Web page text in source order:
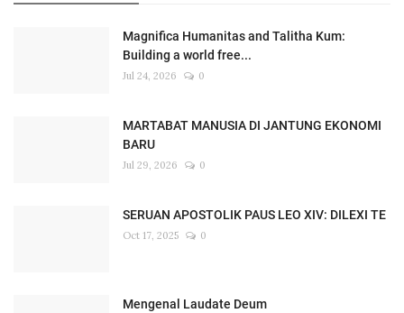
Magnifica Humanitas and Talitha Kum:
Building a world free...
Jul 24, 2026 0
MARTABAT MANUSIA DI JANTUNG EKONOMI
BARU
Jul 29, 2026 0
SERUAN APOSTOLIK PAUS LEO XIV: DILEXI TE
Oct 17, 2025 0
Mengenal Laudate Deum